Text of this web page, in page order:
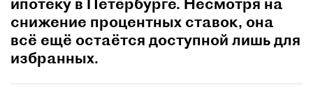
снижение процентных ставок, она
всё ещё остаётся доступной лишь для
избранных.